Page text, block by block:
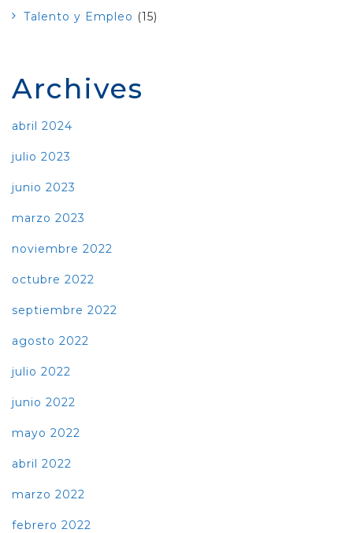
Talento y Empleo (15)
Archives
abril 2024
julio 2023
junio 2023
marzo 2023
noviembre 2022
octubre 2022
septiembre 2022
agosto 2022
julio 2022
junio 2022
mayo 2022
abril 2022
marzo 2022
febrero 2022